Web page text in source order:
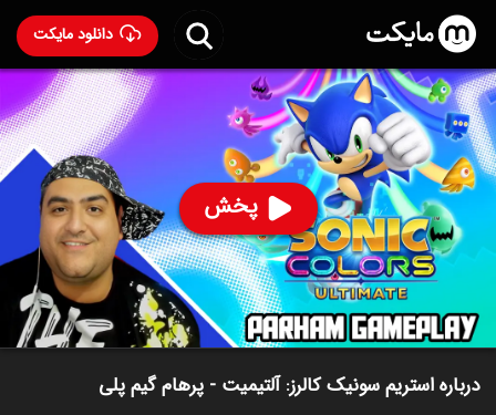
دانلود مایکت
پخش
استریم سونیک کالرز: آلتیمیت - پرهام گیم پلیساخت 1405
۴۶ 81% پرهام گیم پلی
ساخت ایران سال 1405
رده سنی ۱۳+
استریم
توضیحات قسمت‌ها سریال‌های مشابه
درباره استریم سونیک کالرز: آلتیمیت - پرهام گیم پلی